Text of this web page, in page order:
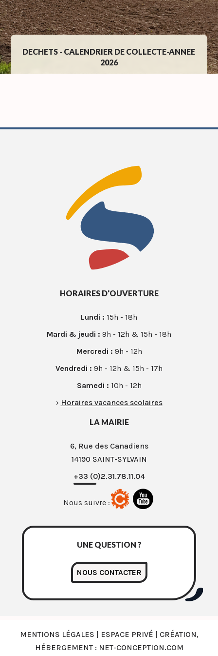
DECHETS - CALENDRIER DE COLLECTE-ANNEE
2026
HORAIRES D'OUVERTURE
Lundi : 15h - 18h
Mardi & jeudi : 9h - 12h & 15h - 18h
Mercredi : 9h - 12h
Vendredi : 9h - 12h & 15h - 17h
Samedi : 10h - 12h
› Horaires vacances scolaires
LA MAIRIE
6, Rue des Canadiens
14190 SAINT-SYLVAIN
+33 (0)2.31.78.11.04
Nous suivre :
UNE QUESTION ?
NOUS CONTACTER
MENTIONS LÉGALES | ESPACE PRIVÉ | CRÉATION,
HÉBERGEMENT : NET-CONCEPTION.COM